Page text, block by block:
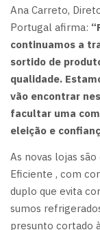
Ana Carreto,
Portugal afirma:
continuamos a
sortido de
qualidade.
vão encontrar
facultar uma
eleição e
As novas lojas
Eficiente , com
duplo que evita
sumos
presunto cortado